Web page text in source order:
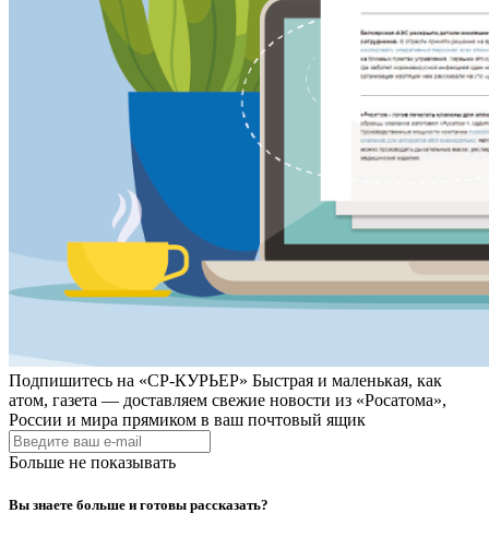
Подпишитесь на «СР-КУРЬЕР» Быстрая и маленькая, как
атом, газета — доставляем свежие новости из «Росатома»,
России и мира прямиком в ваш почтовый ящик
Больше не показывать
Вы знаете больше и готовы рассказать?